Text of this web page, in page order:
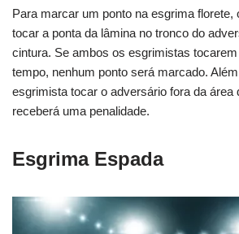
Para marcar um ponto na esgrima florete,
tocar a ponta da lâmina no tronco do
cintura. Se ambos os esgrimistas
tempo, nenhum ponto será marcado.
esgrimista tocar o adversário fora da área
receberá uma penalidade.
Esgrima Espada